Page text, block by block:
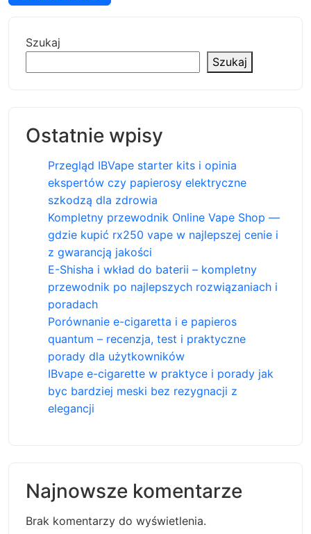
Szukaj
Szukaj
Ostatnie wpisy
Przegląd IBVape starter kits i opinia
ekspertów czy papierosy elektryczne
szkodzą dla zdrowia
Kompletny przewodnik Online Vape Shop —
gdzie kupić rx250 vape w najlepszej cenie i
z gwarancją jakości
E-Shisha i wkład do baterii – kompletny
przewodnik po najlepszych rozwiązaniach i
poradach
Porównanie e-cigaretta i e papieros
quantum – recenzja, test i praktyczne
porady dla użytkowników
IBvape e-cigarette w praktyce i porady jak
byc bardziej meski bez rezygnacji z
elegancji
Najnowsze komentarze
Brak komentarzy do wyświetlenia.